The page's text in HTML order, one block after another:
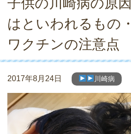
子供の川崎病の原
はといわれるもの
ワクチンの注意点
2017年8月24日 川崎病